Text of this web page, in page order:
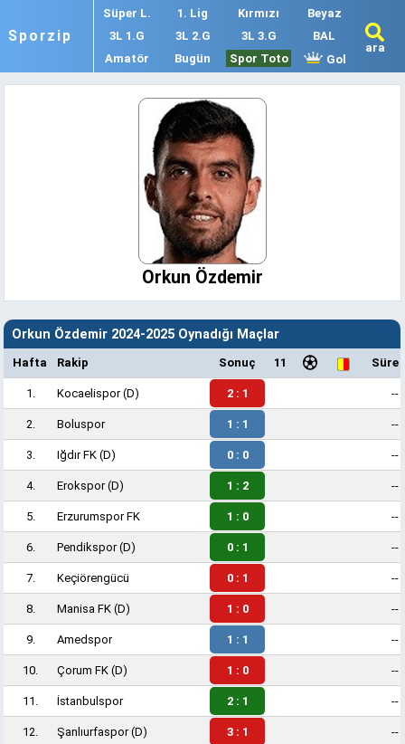
Sporzip
Süper L. 1. Lig Kırmızı
Beyaz
3L 1.G
3L 2.G 3L 3.G
BAL
Amatör
Bugün Spor Toto Gol
ara
Orkun Özdemir
Orkun Özdemir 2024-2025 Oynadığı Maçlar
Hafta Rakip Sonuç 11 Süre
1. Kocaelispor(D) 2 : 1 --
2. Boluspor 1 : 1 --
3. Iğdır FK (D) 0 : 0 --
4. Erokspor(D) 1 : 2 --
5. Erzurumspor FK 1 : 0 --
6. Pendikspor(D) 0 : 1 --
7. Keçiörengücü 0 : 1 --
8. Manisa FK (D) 1 : 0 --
9. Amedspor 1 : 1 --
10. Çorum FK (D) 1 : 0 --
11. İstanbulspor 2 : 1 --
12. Şanlıurfaspor(D) 3 : 1 --